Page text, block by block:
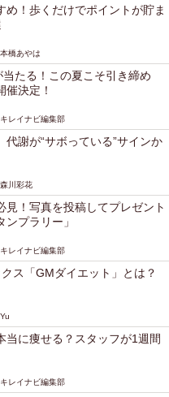
め！歩くだけでポイントが貯ま
本橋あやは
たる！この夏こそ引き締め
催決定！
キレイナビ編集部
謝が“サボっている”サインか
森川彩花
見！写真を投稿してプレゼント
プラリー」
キレイナビ編集部
ス「GMダイエット」とは？
Yu
当に痩せる？スタッフが1週間
キレイナビ編集部